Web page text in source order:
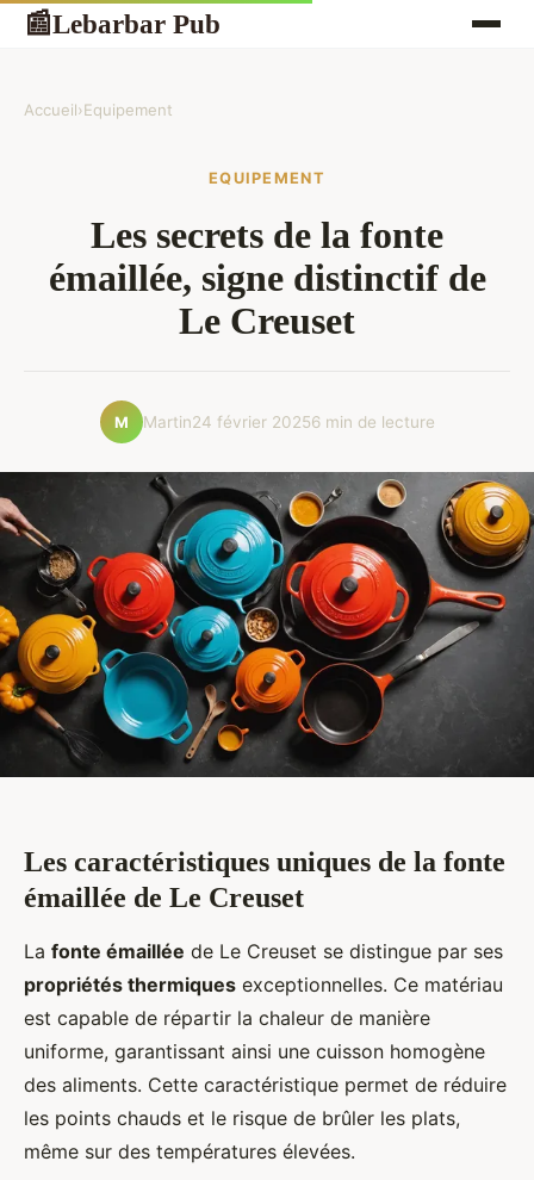
📰Lebarbar Pub
Accueil›Equipement
EQUIPEMENT
Les secrets de la fonte
émaillée, signe distinctif de
Le Creuset
M Martin24 février 20256 min de lecture
Les caractéristiques uniques de la fonte
émaillée de Le Creuset
La fonte émaillée de Le Creuset se distingue par ses
propriétés thermiques exceptionnelles. Ce matériau
est capable de répartir la chaleur de manière
uniforme, garantissant ainsi une cuisson homogène
des aliments. Cette caractéristique permet de réduire
les points chauds et le risque de brûler les plats,
même sur des températures élevées.